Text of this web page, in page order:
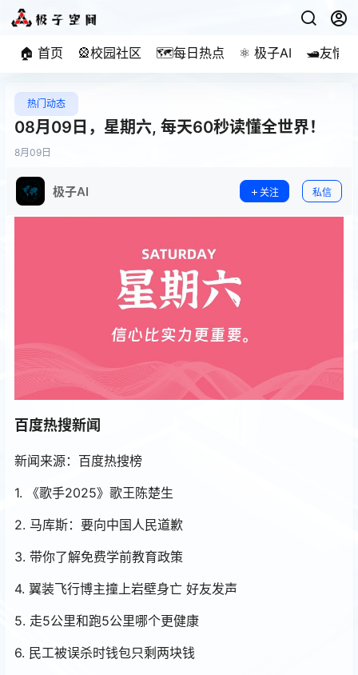
🏠 首页 🎡校园社区 🗺️每日热点 ⚛️ 极子AI 🛥️友情
热门动态
08月09日，星期六, 每天60秒读懂全世界！
8月 09日
极子AI 关注 私信
百度热搜新闻
新闻来源：百度热搜榜
1. 《歌手2025》歌王陈楚生
2. 马库斯：要向中国人民道歉
3. 带你了解免费学前教育政策
4. 翼装飞行博主撞上岩壁身亡 好友发声
5. 走5公里和跑5公里哪个更健康
6. 民工被误杀时钱包只剩两块钱